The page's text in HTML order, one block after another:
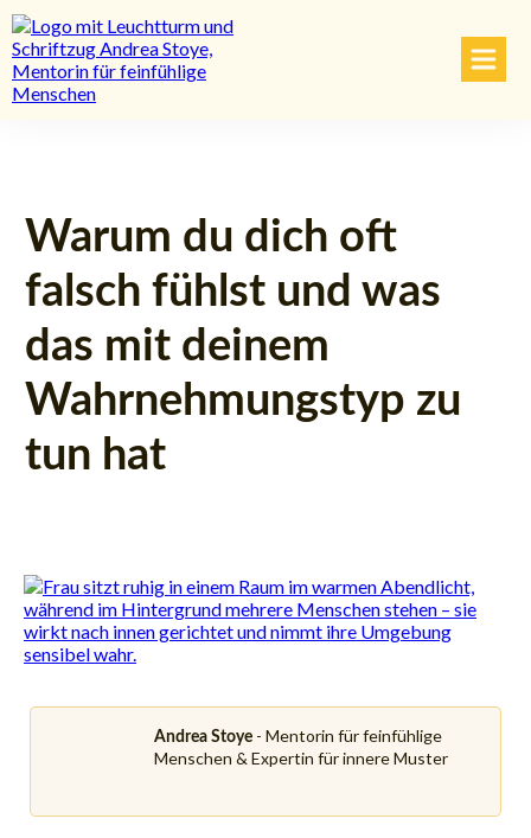
Warum du dich oft
falsch fühlst und was
das mit deinem
Wahrnehmungstyp zu
tun hat
Andrea Stoye - Mentorin für feinfühlige
Menschen & Expertin für innere Muster